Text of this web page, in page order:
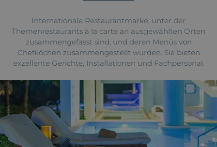
Internationale Restaurantmarke, unter der
Themenrestaurants à la carte an ausgewählten Orten
zusammengefasst sind, und deren Menüs von
Chefköchen zusammengestellt wurden. Sie bieten
exzellente Gerichte, Installationen und Fachpersonal.